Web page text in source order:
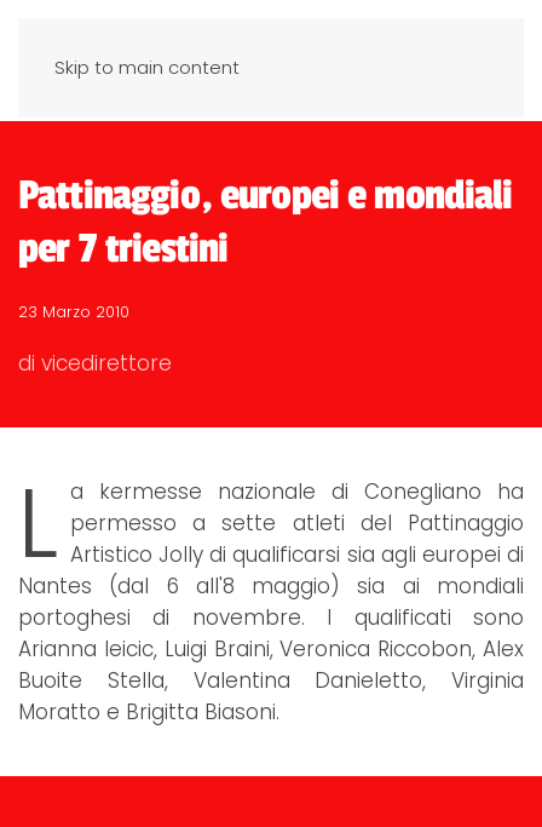
Skip to main content
Pattinaggio, europei e mondiali
per 7 triestini
23 Marzo 2010
di vicedirettore
L a kermesse nazionale di Conegliano ha
permesso a sette atleti del Pattinaggio
Artistico Jolly di qualificarsi sia agli europei di
Nantes (dal 6 all'8 maggio) sia ai mondiali
portoghesi di novembre. I qualificati sono
Arianna Ieicic, Luigi Braini, Veronica Riccobon, Alex
Buoite Stella, Valentina Danieletto, Virginia
Moratto e Brigitta Biasoni.